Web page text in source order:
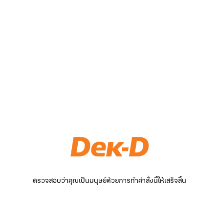
ตรวจสอบว่าคุณเป็นมนุษย์ด้วยการทำคำสั่งนี้ให้เสร็จสิ้น